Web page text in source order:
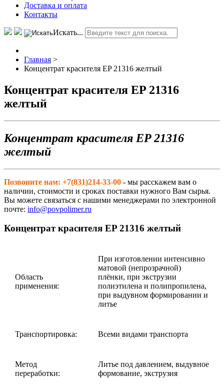
Доставка и оплата
Контакты
Искать...
Главная >
Концентрат красителя EP 21316 желтый
Концентрат красителя EP 21316
желтый
Концентрат красителя EP 21316
желтый
Позвоните нам: +7(831)214-33-00 - мы расскажем вам о
наличии, стоимости и сроках поставки нужного Вам сырья.
Вы можете связаться с нашими менеджерами по электронной
почте: info@povpolimer.ru
Концентрат красителя EP 21316 желтый
Область
применения:
При изготовлении интенсивно
матовой (непрозрачной)
плёнки, при экструзии
полиэтилена и полипропилена,
при выдувном формировании и
литье
Транспортировка: Всеми видами транспорта
Метод
переработки:
Литье под давлением, выдувное
формование, экструзия